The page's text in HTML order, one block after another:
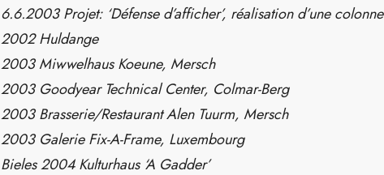
6.6.2003 Projet: ‘Défense d’afficher’, réalisation d’une colonne
2002 Huldange
2003 Miwwelhaus Koeune, Mersch
2003 Goodyear Technical Center, Colmar-Berg
2003 Brasserie/Restaurant Alen Tuurm, Mersch
2003 Galerie Fix-A-Frame, Luxembourg
Bieles 2004 Kulturhaus ‘A Gadder’